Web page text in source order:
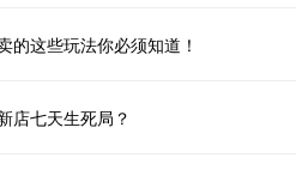
的这些玩法你必须知道！
店七天生死局？